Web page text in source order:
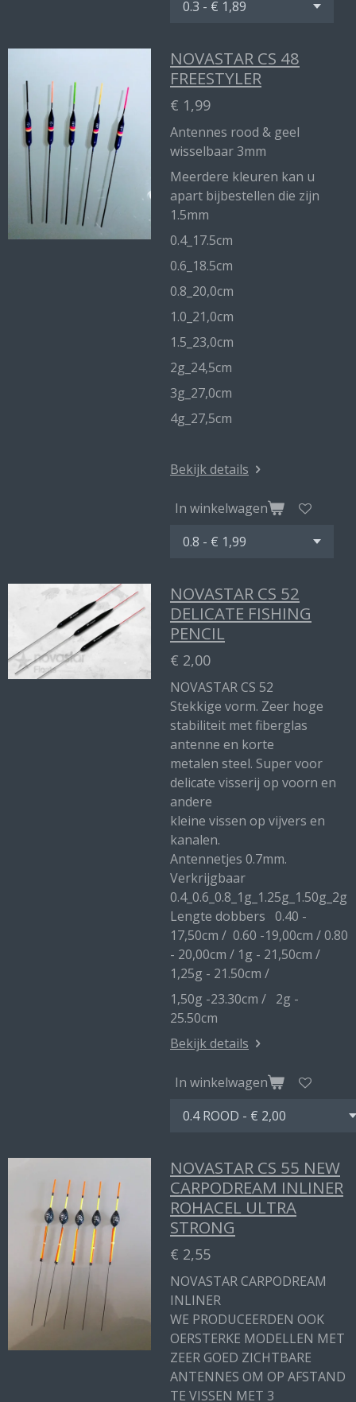
NOVASTAR CS 48
FREESTYLER
€ 1,99
Antennes rood & geel
wisselbaar 3mm
Meerdere kleuren kan u
apart bijbestellen die zijn
1.5mm
0.4_17.5cm
0.6_18.5cm
0.8_20,0cm
1.0_21,0cm
1.5_23,0cm
2g_24,5cm
3g_27,0cm
4g_27,5cm
Bekijk details
In winkelwagen
NOVASTAR CS 52
DELICATE FISHING
PENCIL
€ 2,00
NOVASTAR CS 52
Stekkige vorm. Zeer hoge
stabiliteit met fiberglas
antenne en korte
metalen steel. Super voor
delicate visserij op voorn en
andere
kleine vissen op vijvers en
kanalen.
Antennetjes 0.7mm.
Verkrijgbaar
0.4_0.6_0.8_1g_1.25g_1.50g_2g
Lengte dobbers 0.40 -
17,50cm / 0.60 -19,00cm / 0.80
- 20,00cm / 1g - 21,50cm /
1,25g - 21.50cm /
1,50g -23.30cm / 2g -
25.50cm
Bekijk details
In winkelwagen
NOVASTAR CS 55 NEW
CARPODREAM INLINER
ROHACEL ULTRA
STRONG
€ 2,55
NOVASTAR CARPODREAM
INLINER
WE PRODUCEERDEN OOK
OERSTERKE MODELLEN MET
ZEER GOED ZICHTBARE
ANTENNES OM OP AFSTAND
TE VISSEN MET 3